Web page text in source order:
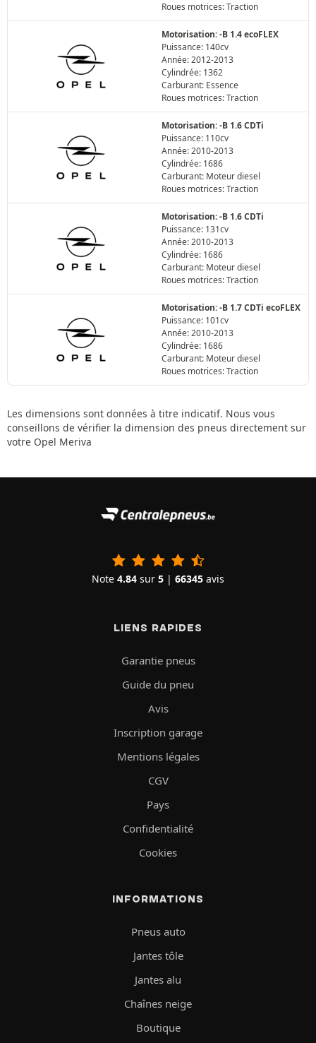
Roues motrices: Traction
Motorisation: -B 1.4 ecoFLEX
Puissance: 140cv
Année: 2012-2013
Cylindrée: 1362
Carburant: Essence
Roues motrices: Traction
Motorisation: -B 1.6 CDTi
Puissance: 110cv
Année: 2010-2013
Cylindrée: 1686
Carburant: Moteur diesel
Roues motrices: Traction
Motorisation: -B 1.6 CDTi
Puissance: 131cv
Année: 2010-2013
Cylindrée: 1686
Carburant: Moteur diesel
Roues motrices: Traction
Motorisation: -B 1.7 CDTi ecoFLEX
Puissance: 101cv
Année: 2010-2013
Cylindrée: 1686
Carburant: Moteur diesel
Roues motrices: Traction
Les dimensions sont données à titre indicatif. Nous vous
conseillons de vérifier la dimension des pneus directement sur
votre Opel Meriva
Note 4.84 sur 5 | 66345 avis
LIENS RAPIDES
Garantie pneus
Guide du pneu
Avis
Inscription garage
Mentions légales
CGV
Pays
Confidentialité
Cookies
INFORMATIONS
Pneus auto
Jantes tôle
Jantes alu
Chaînes neige
Boutique